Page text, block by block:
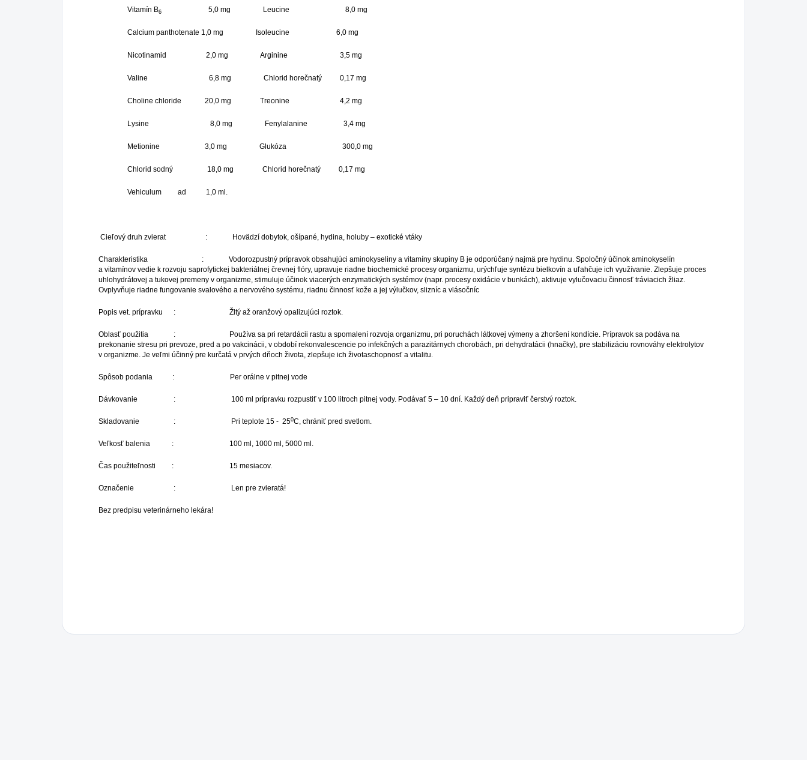
Vitamín B6 5,0 mg Leucine 8,0 mg
Calcium panthotenate 1,0 mg Isoleucine 6,0 mg
Nicotinamid 2,0 mg Arginine 3,5 mg
Valine 6,8 mg Chlorid horečnatý 0,17 mg
Choline chloride 20,0 mg Treonine 4,2 mg
Lysine 8,0 mg Fenylalanine 3,4 mg
Metionine 3,0 mg Glukóza 300,0 mg
Chlorid sodný 18,0 mg Chlorid horečnatý 0,17 mg
Vehiculum ad 1,0 ml.
Cieľový druh zvierat : Hovädzí dobytok, ošípané, hydina, holuby – exotické vtáky
Charakteristika : Vodorozpustný prípravok obsahujúci aminokyseliny a vitamíny skupiny B je odporúčaný najmä pre hydinu. Spoločný účinok aminokyselín
a vitamínov vedie k rozvoju saprofytickej bakteriálnej črevnej flóry, upravuje riadne biochemické procesy organizmu, urýchľuje syntézu bielkovín a uľahčuje ich využívanie. Zlepšuje proces
uhlohydrátovej a tukovej premeny v organizme, stimuluje účinok viacerých enzymatických systémov (napr. procesy oxidácie v bunkách), aktivuje vylučovaciu činnosť tráviacich žliaz.
Ovplyvňuje riadne fungovanie svalového a nervového systému, riadnu činnosť kože a jej výlučkov, slizníc a vlásočníc
Popis vet. prípravku : Žltý až oranžový opalizujúci roztok.
Oblasť použitia : Používa sa pri retardácii rastu a spomalení rozvoja organizmu, pri poruchách látkovej výmeny a zhoršení kondície. Prípravok sa podáva na
prekonanie stresu pri prevoze, pred a po vakcinácii, v období rekonvalescencie po infekčných a parazitárnych chorobách, pri dehydratácii (hnačky), pre stabilizáciu rovnováhy elektrolytov
v organizme. Je veľmi účinný pre kurčatá v prvých dňoch života, zlepšuje ich životaschopnosť a vitalitu.
Spôsob podania : Per orálne v pitnej vode
Dávkovanie : 100 ml prípravku rozpustiť v 100 litroch pitnej vody. Podávať 5 – 10 dní. Každý deň pripraviť čerstvý roztok.
Skladovanie : Pri teplote 15 - 250C, chrániť pred svetlom.
Veľkosť balenia : 100 ml, 1000 ml, 5000 ml.
Čas použiteľnosti : 15 mesiacov.
Označenie : Len pre zvieratá!
Bez predpisu veterinárneho lekára!